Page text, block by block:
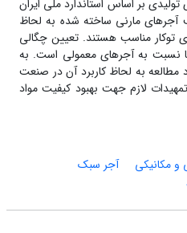
بر اساس استاندارد ملی ایران
آجرهای مارنی ساخته شده به لحاظ
توکار مناسب هستند. تعیین چگالی
نسبت به آجرهای معمولی است. به
به لحاظ کاربرد آن در صنعت
لازم جهت بهبود کیفیت مواد
و مکانیکی
آجر سبک